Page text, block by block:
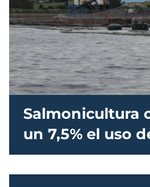
Salmonicultura
un 7,5% el uso